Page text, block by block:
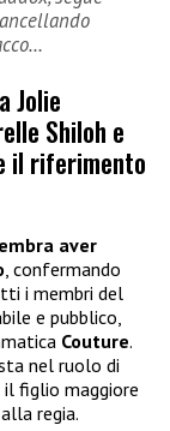
Jolie
Shiloh e
il riferimento
aver
, confermando
i membri del
e pubblico,
Couture.
nel ruolo di
figlio maggiore
regia.